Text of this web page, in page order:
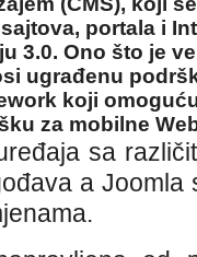
portala i
3.0. Ono što je
ugrađenu
koji
za mobilne
sa
a Joomla